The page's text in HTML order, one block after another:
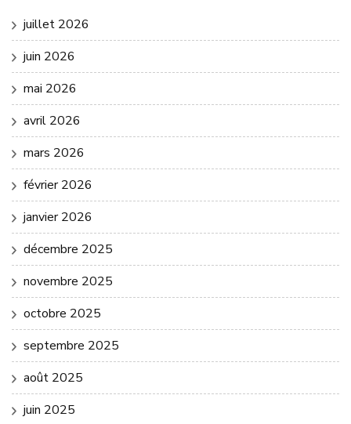
juillet 2026
juin 2026
mai 2026
avril 2026
mars 2026
février 2026
janvier 2026
décembre 2025
novembre 2025
octobre 2025
septembre 2025
août 2025
juin 2025